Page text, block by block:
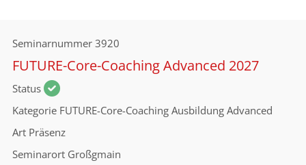
Seminarnummer 3920
FUTURE-Core-Coaching Advanced 2027
Status
Kategorie FUTURE-Core-Coaching Ausbildung Advanced
Art Präsenz
Seminarort Großgmain